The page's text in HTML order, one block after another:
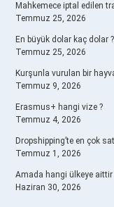
Mahkemece iptal edilen
Temmuz 25, 2026
En büyük dolar kaç dolar ?
Temmuz 25, 2026
Kurşunla vurulan bir
Temmuz 9, 2026
Erasmus+ hangi vize ?
Temmuz 4, 2026
Dropshipping’te en çok
Temmuz 1, 2026
Amada hangi ülkeye aittir
Haziran 30, 2026